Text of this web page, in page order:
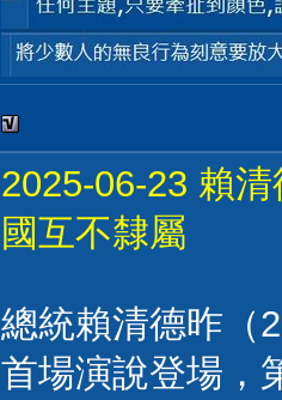
2025-06-23 賴
國互不隸屬
總統賴清德昨（
首場演說登場，